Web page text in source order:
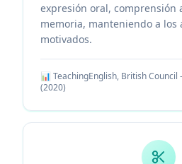
expresión oral, comprensión
memoria, manteniendo a los
motivados.
📊 TeachingEnglish, British
(2020)